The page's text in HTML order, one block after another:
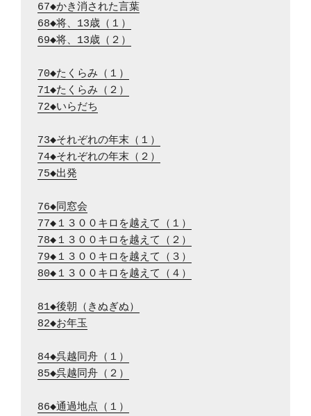
67◆かき消された言葉
68◆将、13歳（１）
69◆将、13歳（２）
70◆たくらみ（１）
71◆たくらみ（２）
72◆いらだち
73◆それぞれの年末（１）
74◆それぞれの年末（２）
75◆出発
76◆同窓会
77◆１３００キロを越えて（１）
78◆１３００キロを越えて（２）
79◆１３００キロを越えて（３）
80◆１３００キロを越えて（４）
81◆後朝（きぬぎぬ）
82◆お年玉
84◆呉越同舟（１）
85◆呉越同舟（２）
86◆通過地点（１）